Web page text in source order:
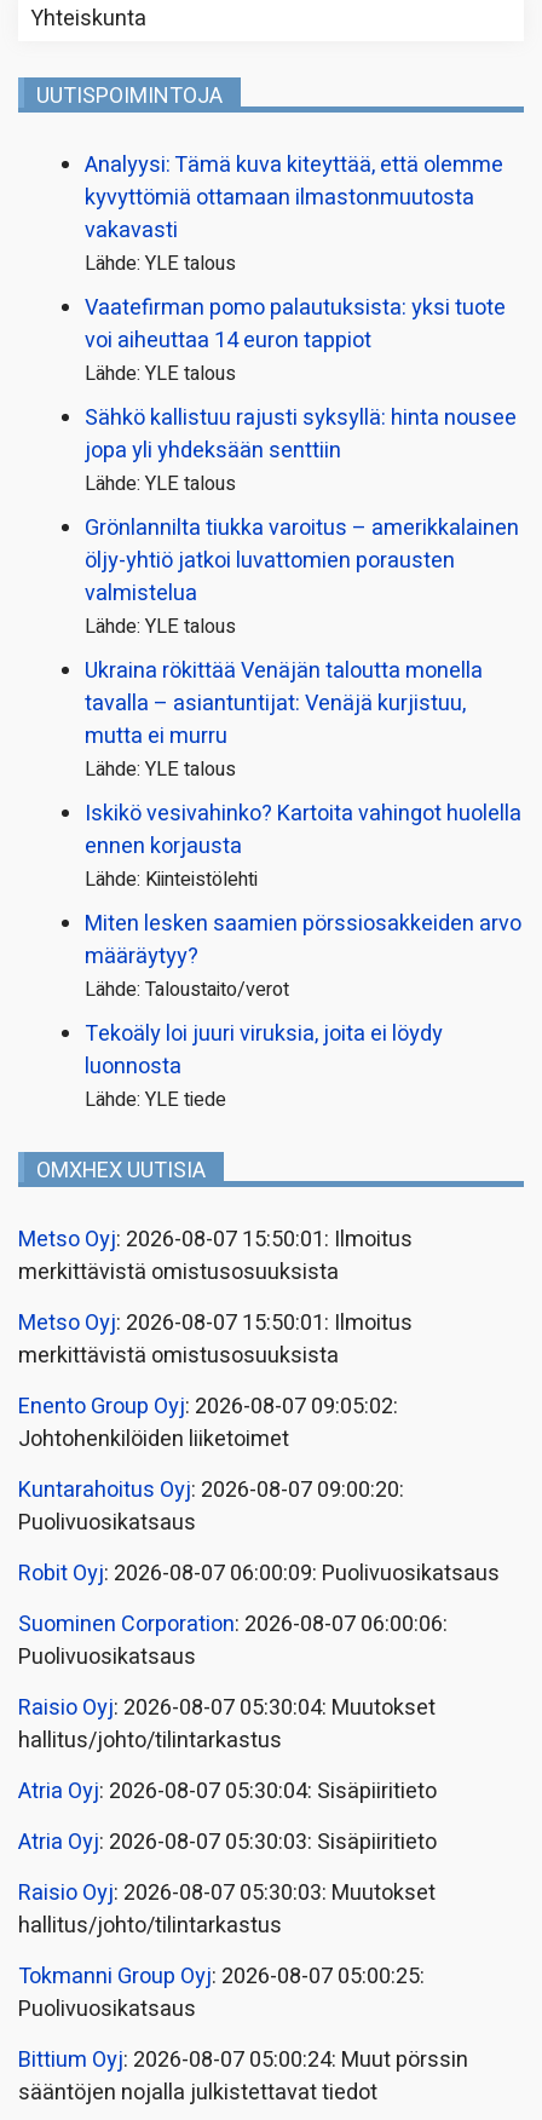
Yhteiskunta
UUTISPOIMINTOJA
Analyysi: Tämä kuva kiteyttää, että olemme
kyvyttömiä ottamaan ilmaston­muutosta
vakavasti
Lähde: YLE talous
Vaatefirman pomo palautuksista: yksi tuote
voi aiheuttaa 14 euron tappiot
Lähde: YLE talous
Sähkö kallistuu rajusti syksyllä: hinta nousee
jopa yli yhdeksään senttiin
Lähde: YLE talous
Grönlannilta tiukka varoitus – amerikkalainen
öljy-yhtiö jatkoi luvattomien porausten
valmistelua
Lähde: YLE talous
Ukraina rökittää Venäjän taloutta monella
tavalla – asiantuntijat: Venäjä kurjistuu,
mutta ei murru
Lähde: YLE talous
Iskikö vesivahinko? Kartoita vahingot huolella
ennen korjausta
Lähde: Kiinteistölehti
Miten lesken saamien pörssi­osakkeiden arvo
määräytyy?
Lähde: Taloustaito/verot
Tekoäly loi juuri viruksia, joita ei löydy
luonnosta
Lähde: YLE tiede
OMXHEX UUTISIA
Metso Oyj: 2026-08-07 15:50:01: Ilmoitus
merkittävistä omistusosuuksista
Metso Oyj: 2026-08-07 15:50:01: Ilmoitus
merkittävistä omistusosuuksista
Enento Group Oyj: 2026-08-07 09:05:02:
Johtohenkilöiden liiketoimet
Kuntarahoitus Oyj: 2026-08-07 09:00:20:
Puolivuosikatsaus
Robit Oyj: 2026-08-07 06:00:09: Puolivuosikatsaus
Suominen Corporation: 2026-08-07 06:00:06:
Puolivuosikatsaus
Raisio Oyj: 2026-08-07 05:30:04: Muutokset
hallitus/johto/tilintarkastus
Atria Oyj: 2026-08-07 05:30:04: Sisäpiiritieto
Atria Oyj: 2026-08-07 05:30:03: Sisäpiiritieto
Raisio Oyj: 2026-08-07 05:30:03: Muutokset
hallitus/johto/tilintarkastus
Tokmanni Group Oyj: 2026-08-07 05:00:25:
Puolivuosikatsaus
Bittium Oyj: 2026-08-07 05:00:24: Muut pörssin
sääntöjen nojalla julkistettavat tiedot